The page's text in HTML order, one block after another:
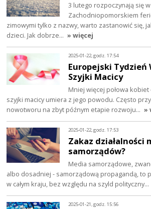
3 lutego rozpoczynają się w
Zachodniopomorskiem
zimowymi tylko z nazwy, warto zastanowić się,
dzieci. Jak dobrze… » więcej
2025-01-22, godz. 17:54
Europejski Tydzień
Szyjki Macicy
Mniej więcej połowa
szyjki macicy umiera z jego powodu. Często
nowotworu na zbyt późnym etapie rozwoju… »
2025-01-22, godz. 17:53
Zakaz działalności
samorządów?
Media samorządowe,
albo dosadniej - samorządową propagandą, to
w całym kraju, bez względu na szyld polityczny…
2025-01-21, godz. 15:56